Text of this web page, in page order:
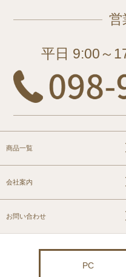
営
平日 9:00～
商品一覧
会社案内
お問い合わせ
PC